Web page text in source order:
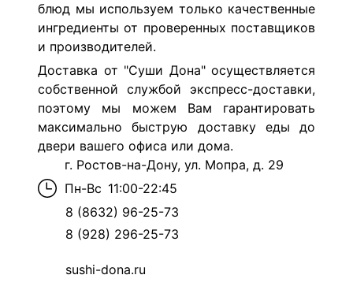
блюд мы используем только качественные
ингредиенты от проверенных поставщиков
и производителей.
Доставка от "Суши Дона" осуществляется
собственной службой экспресс-доставки,
поэтому мы можем Вам гарантировать
максимально быструю доставку еды до
двери вашего офиса или дома.
г. Ростов-на-Дону, ул. Мопра, д. 29
Пн-Вс 11:00-22:45
8 (8632) 96-25-73
8 (928) 296-25-73
sushi-dona.ru